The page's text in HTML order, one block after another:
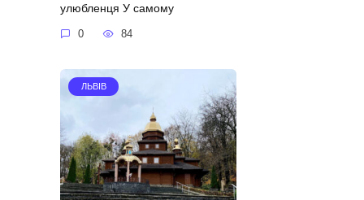
улюбленця У самому
0 84
ЛЬВІВ